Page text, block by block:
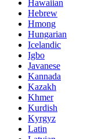
Hawaiian
Hebrew
Hmong
Hungarian
Icelandic
Igbo
Javanese
Kannada
Kazakh
Khmer
Kurdish
Kyrgyz
Latin